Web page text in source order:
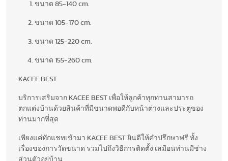
ขนาด 85-140 cm.
ขนาด 105-170 cm.
ขนาด 125-220 cm.
ขนาด 155-260 cm.
KACEE BEST
บริการเสริมจาก KACEE BEST เพื่อให้ลูกค้าทุกท่านสามารถ
ตกแต่งบ้านด้วยสินค้าที่มีขนาดพอดีกับหน้าต่างและประตูของ
ท่านมากที่สุด
เพียงแค่ทักแชทเข้ามา KACEE BEST ยินดีให้คำปรึกษาฟรี ทั้ง
เรื่องของการวัดขนาด รวมไปถึงวิธีการติดตั้ง เสมือนท่านมีช่าง